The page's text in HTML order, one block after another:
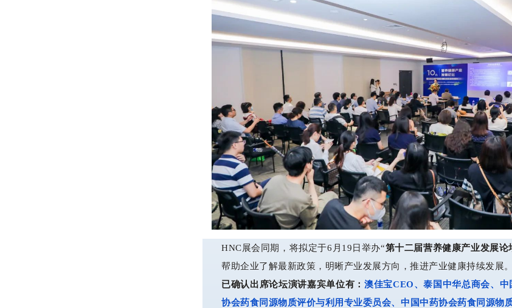
HNC展会同期，将拟定于6月19日举办“第十二届营养健康产业发展论
帮助企业了解最新政策，明晰产业发展方向，推进产业健康持续发展。
已确认出席论坛演讲嘉宾单位有：澳佳宝CEO、泰国中华总商会、
协会药食同源物质评价与利用专业委员会、中国中药协会药食同源物